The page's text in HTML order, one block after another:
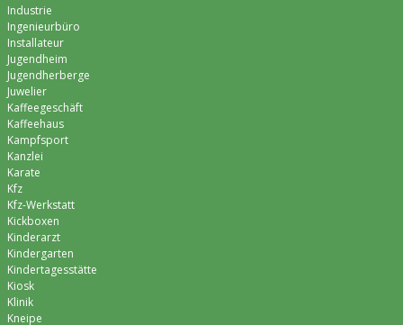
Industrie
Ingenieurbüro
Installateur
Jugendheim
Jugendherberge
Juwelier
Kaffeegeschäft
Kaffeehaus
Kampfsport
Kanzlei
Karate
Kfz
Kfz-Werkstatt
Kickboxen
Kinderarzt
Kindergarten
Kindertagesstätte
Kiosk
Klinik
Kneipe